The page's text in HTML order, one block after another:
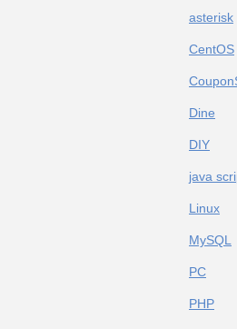
asterisk
CentOS
Dine
DIY
java
Linux
MySQL
PC
PHP